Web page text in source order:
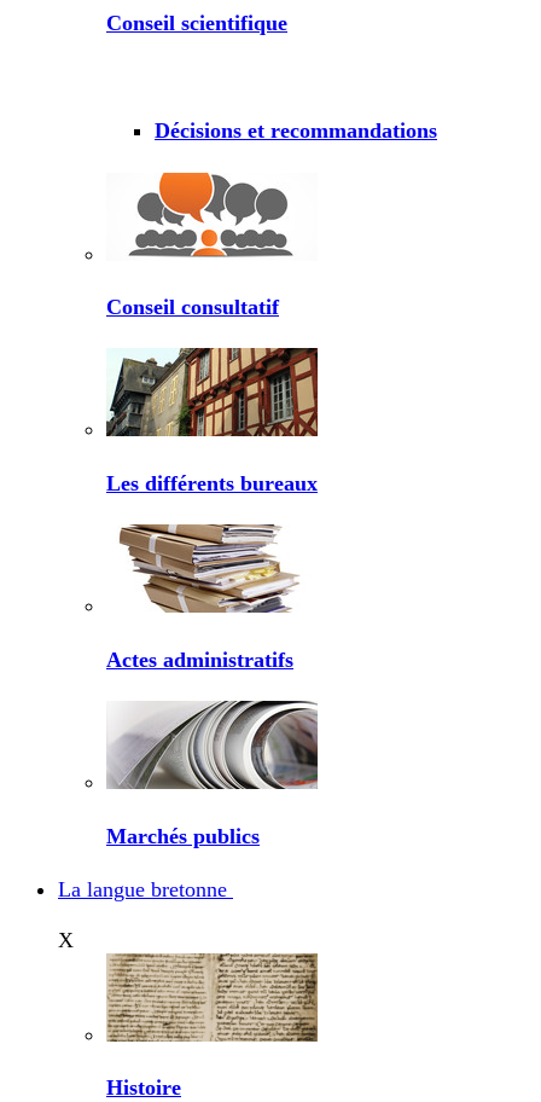
Conseil scientifique
Décisions et recommandations
Conseil consultatif
Les différents bureaux
Actes administratifs
Marchés publics
La langue bretonne
X
Histoire